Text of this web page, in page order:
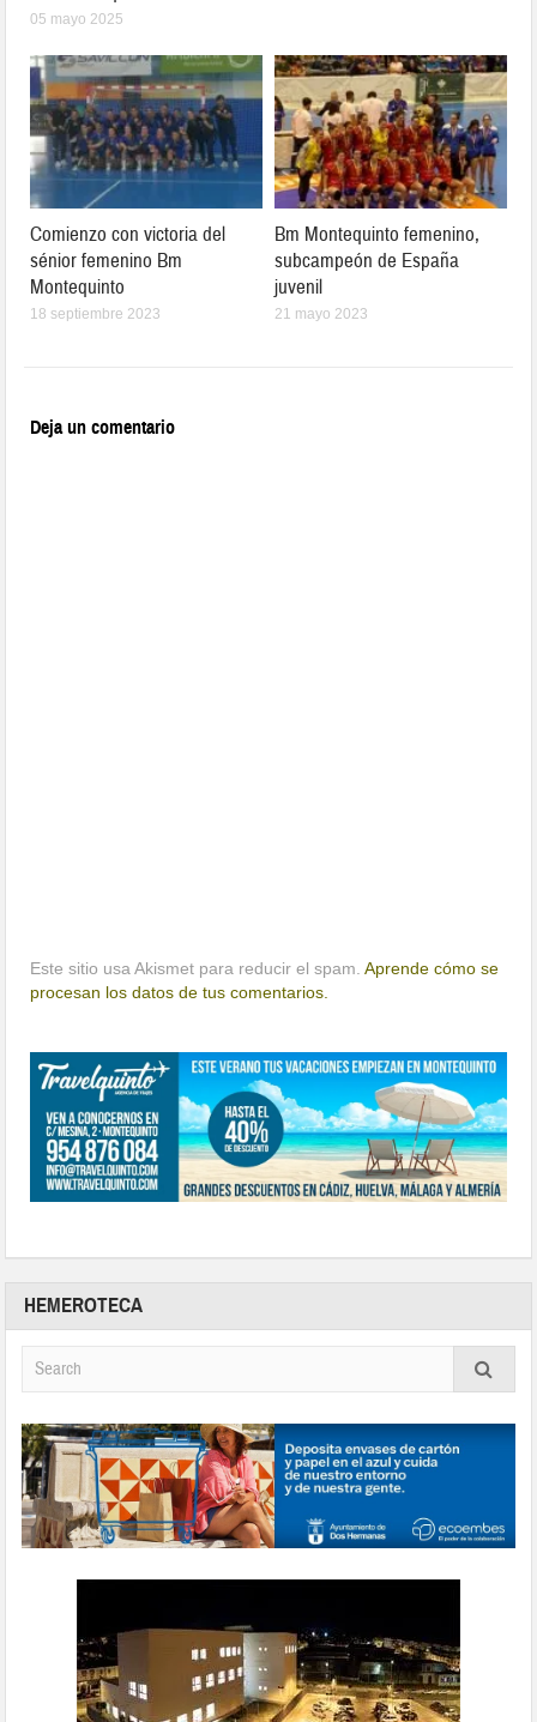
05 mayo 2025
Comienzo con victoria del
sénior femenino Bm
Montequinto
18 septiembre 2023
Bm Montequinto femenino,
subcampeón de España
juvenil
21 mayo 2023
Deja un comentario
Este sitio usa Akismet para reducir el spam.Aprende cómo se
procesan los datos de tus comentarios.
HEMEROTECA